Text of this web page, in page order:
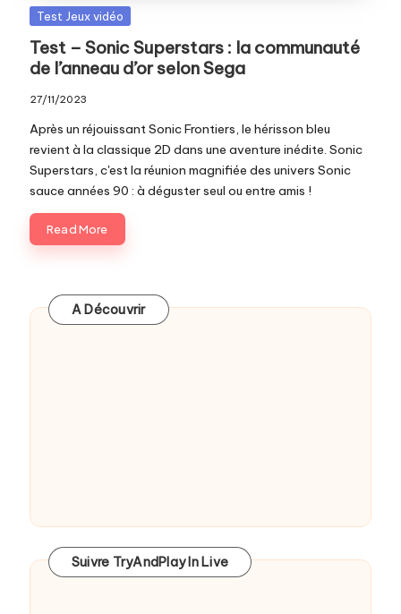
Posted
Test Jeux vidéo
Test – Sonic Superstars : la communauté
de l’anneau d’or selon Sega
27/11/2023
Après un réjouissant Sonic Frontiers, le hérisson bleu
revient à la classique 2D dans une aventure inédite. Sonic
Superstars, c'est la réunion magnifiée des univers Sonic
sauce années 90 : à déguster seul ou entre amis !
Read More
A Découvrir
Suivre TryAndPlay In Live